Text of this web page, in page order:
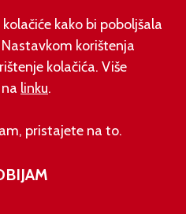
ruho zgrade koja je
Zagreba
savez objavili
kako bi poboljšala
korištenja
kolačića. Više
linku.
pristajete na to.